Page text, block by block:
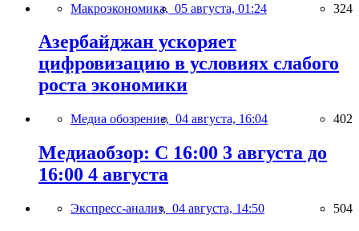
Макроэкономика, 05 августа, 01:24 324
Азербайджан ускоряет
цифровизацию в условиях слабого
роста экономики
Медиа обозрение, 04 августа, 16:04 402
Медиаобзор: С 16:00 3 августа до
16:00 4 августа
Экспресс-анализ, 04 августа, 14:50 504